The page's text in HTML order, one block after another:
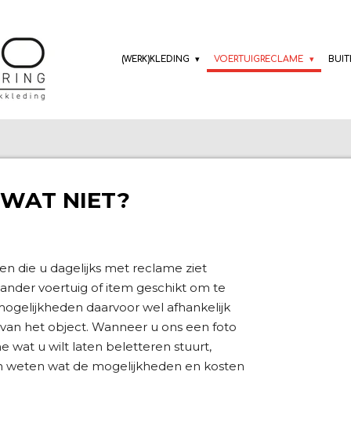
(WERK)KLEDING VOERTUIGRECLAME
NIET?
die u dagelijks met reclame ziet
voertuig of item geschikt om te
daarvoor wel afhankelijk
het object. Wanneer u ons een foto
wat u wilt laten beletteren stuurt,
weten wat de mogelijkheden en kosten